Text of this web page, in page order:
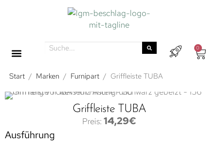
0
Start / Marken / Furnipart / Griffleiste TUBA
Griffleiste TUBA
14,29€
Ausführung